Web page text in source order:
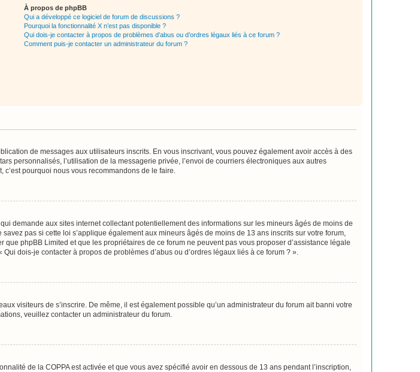
À propos de phpBB
Qui a développé ce logiciel de forum de discussions ?
Pourquoi la fonctionnalité X n’est pas disponible ?
Qui dois-je contacter à propos de problèmes d’abus ou d’ordres légaux liés à ce forum ?
Comment puis-je contacter un administrateur du forum ?
de messages aux utilisateurs inscrits. En vous inscrivant, vous pouvez également avoir accès à des
personnalisés, l’utilisation de la messagerie privée, l’envoi de courriers électroniques aux autres
c’est pourquoi nous vous recommandons de le faire.
demande aux sites internet collectant potentiellement des informations sur les mineurs âgés de moins de
pas si cette loi s’applique également aux mineurs âgés de moins de 13 ans inscrits sur votre forum,
phpBB Limited et que les propriétaires de ce forum ne peuvent pas vous proposer d’assistance légale
dois-je contacter à propos de problèmes d’abus ou d’ordres légaux liés à ce forum ? ».
visiteurs de s’inscrire. De même, il est également possible qu’un administrateur du forum ait banni votre
veuillez contacter un administrateur du forum.
de la COPPA est activée et que vous avez spécifié avoir en dessous de 13 ans pendant l’inscription,